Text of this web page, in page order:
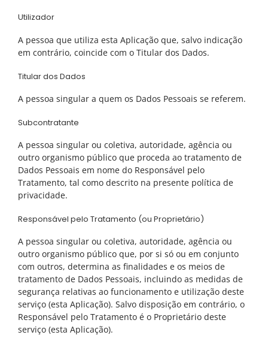
Utilizador
A pessoa que utiliza esta Aplicação que, salvo indicação
em contrário, coincide com o Titular dos Dados.
Titular dos Dados
A pessoa singular a quem os Dados Pessoais se referem.
Subcontratante
A pessoa singular ou coletiva, autoridade, agência ou
outro organismo público que proceda ao tratamento de
Dados Pessoais em nome do Responsável pelo
Tratamento, tal como descrito na presente política de
privacidade.
Responsável pelo Tratamento (ou Proprietário)
A pessoa singular ou coletiva, autoridade, agência ou
outro organismo público que, por si só ou em conjunto
com outros, determina as finalidades e os meios de
tratamento de Dados Pessoais, incluindo as medidas de
segurança relativas ao funcionamento e utilização deste
serviço (esta Aplicação). Salvo disposição em contrário, o
Responsável pelo Tratamento é o Proprietário deste
serviço (esta Aplicação).
CRIANÇAS E ADOLESCENTES
Comportamento e emoções
Desenvolvimento Infantil